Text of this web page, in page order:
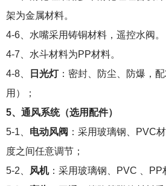
架为金属材料。
4-6、水嘴采用铸铜材料，遥控水阀。
4-7、水斗材料为PP材料。
4-8、
日光灯：密封、防尘、防爆，
用）；
5、通风系统（选用配件）
5-1、 电动风阀 ：采用玻璃钢、PVC
度之间任意调节；
5-2、
风机：采用玻璃钢、PVC 、PP